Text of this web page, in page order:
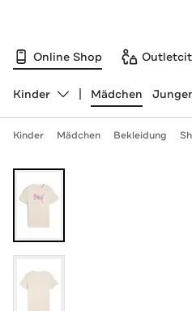
Online Shop
Abteilung ändern, ausgewählt:
Kinder Mädchen
Kinder Mädchen Bekleidung